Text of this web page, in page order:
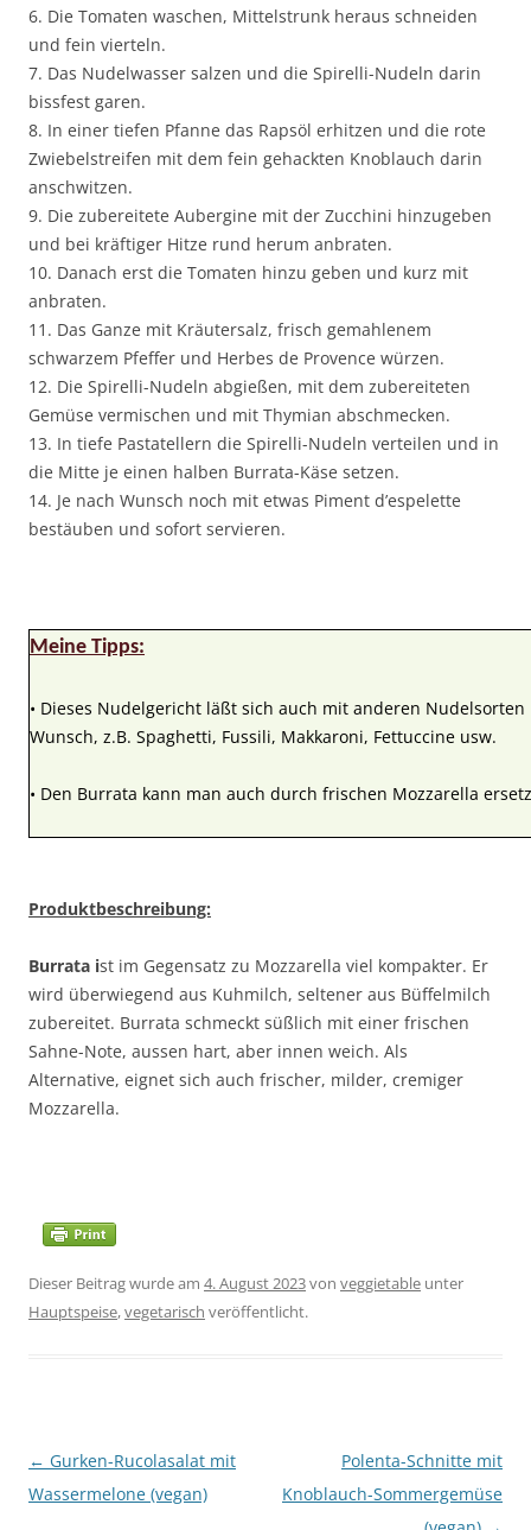
6. Die Tomaten waschen, Mittelstrunk heraus schneiden
und fein vierteln.
7. Das Nudelwasser salzen und die Spirelli-Nudeln darin
bissfest garen.
8. In einer tiefen Pfanne das Rapsöl erhitzen und die rote
Zwiebelstreifen mit dem fein gehackten Knoblauch darin
anschwitzen.
9. Die zubereitete Aubergine mit der Zucchini hinzugeben
und bei kräftiger Hitze rund herum anbraten.
10. Danach erst die Tomaten hinzu geben und kurz mit
anbraten.
11. Das Ganze mit Kräutersalz, frisch gemahlenem
schwarzem Pfeffer und Herbes de Provence würzen.
12. Die Spirelli-Nudeln abgießen, mit dem zubereiteten
Gemüse vermischen und mit Thymian abschmecken.
13. In tiefe Pastatellern die Spirelli-Nudeln verteilen und in
die Mitte je einen halben Burrata-Käse setzen.
14. Je nach Wunsch noch mit etwas Piment d’espelette
bestäuben und sofort servieren.
Meine Tipps:
• Dieses Nudelgericht läßt sich auch mit anderen
Wunsch, z.B. Spaghetti, Fussili, Makkaroni, Fettuccine usw.
• Den Burrata kann man auch durch frischen Mozzarella
Produktbeschreibung:
Burrata ist im Gegensatz zu Mozzarella viel kompakter. Er
wird überwiegend aus Kuhmilch, seltener aus Büffelmilch
zubereitet. Burrata schmeckt süßlich mit einer frischen
Sahne-Note, aussen hart, aber innen weich. Als
Alternative, eignet sich auch frischer, milder, cremiger
Mozzarella.
Dieser Beitrag wurde am 4. August 2023von veggietable unter
Hauptspeise,vegetarisch veröffentlicht.
Beitragsnavigation
← Gurken-Rucolasalat mit
Wassermelone (vegan)
Polenta-Schnitte mit
Knoblauch-Sommergemüse